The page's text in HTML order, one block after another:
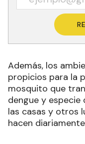
Además, los
propicios para la
mosquito que
dengue y
las casas y otros
hacen